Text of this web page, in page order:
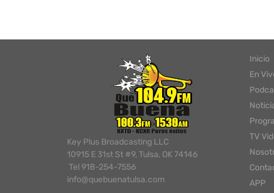
Key Plus Broadcasting LLC
10915 E 31st St #9, Tulsa, OK 74146
Tel 918-254-7556
info@quebuenatulsa.com
Inicio
En
TV
APP